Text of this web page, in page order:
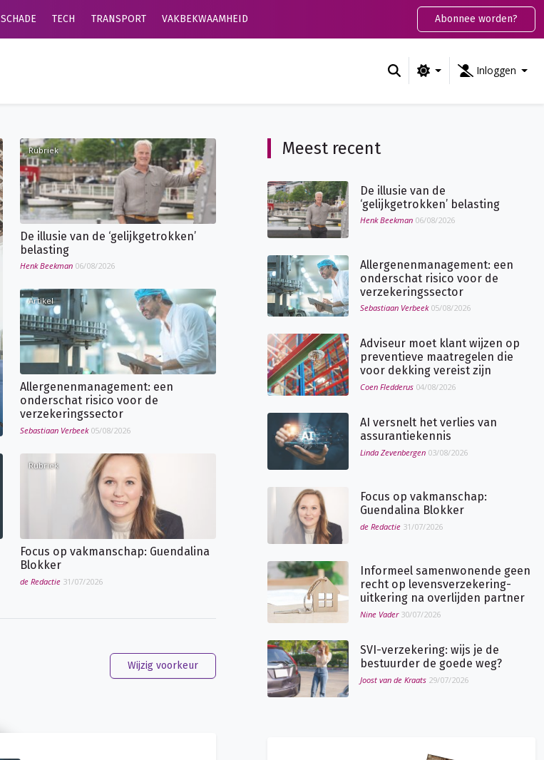
SCHADE TECH TRANSPORT VAKBEKWAAMHEID Abonnee worden?
Inloggen
Rubriek
De illusie van de ‘gelijkgetrokken’
belasting
Henk Beekman 06/08/2026
Artikel
Allergenenmanagement: een
onderschat risico voor de
verzekeringssector
Sebastiaan Verbeek 05/08/2026
Rubriek
Focus op vakmanschap: Guendalina
Blokker
de Redactie 31/07/2026
Wijzig voorkeur
Meest recent
De illusie van de
‘gelijkgetrokken’ belasting
Henk Beekman 06/08/2026
Allergenenmanagement: een
onderschat risico voor de
verzekeringssector
Sebastiaan Verbeek 05/08/2026
Adviseur moet klant wijzen op
preventieve maatregelen die
voor dekking vereist zijn
Coen Fledderus 04/08/2026
AI versnelt het verlies van
assurantiekennis
Linda Zevenbergen 03/08/2026
Focus op vakmanschap:
Guendalina Blokker
de Redactie 31/07/2026
Informeel samenwonende geen
recht op levensverzekering-
uitkering na overlijden partner
Nine Vader 30/07/2026
SVI-verzekering: wijs je de
bestuurder de goede weg?
Joost van de Kraats 29/07/2026